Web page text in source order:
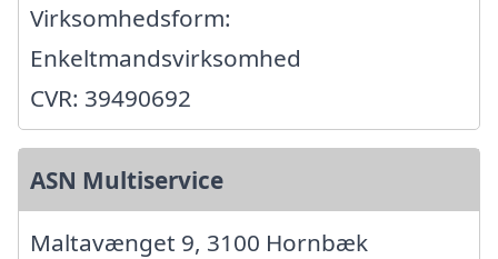
Virksomhedsform:
Enkeltmandsvirksomhed
CVR: 39490692
ASN Multiservice
Maltavænget 9, 3100 Hornbæk